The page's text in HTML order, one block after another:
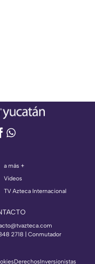
a más +
Videos
TV Azteca Internacional
2718 | Conmutador
DerechosInversionistas